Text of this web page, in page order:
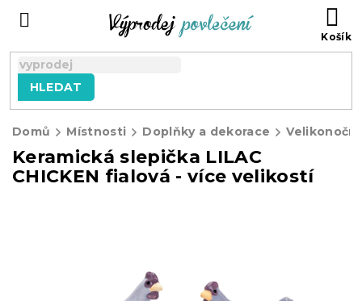
HLEDAT
Domů Místnosti Doplňky a dekorace
Keramická slepička LILAC
CHICKEN fialová - více velikostí